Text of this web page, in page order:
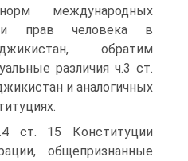
международных
прав человека в
обратим
различия ч.3 ст.
и аналогичных
ст. 15 Конституции
общепризнанные